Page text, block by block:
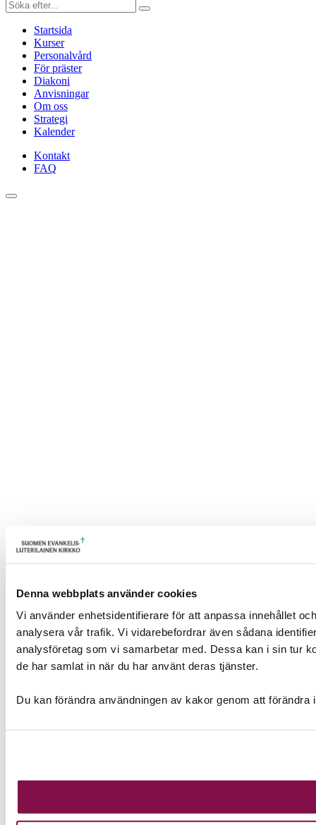
Denna webbplats använder cookies
Vi använder enhetsidentifierare för att anpassa innehållet
analysera vår trafik. Vi vidarebefordrar även sådana
analysföretag som vi samarbetar med. Dessa kan i sin tur
de har samlat in när du har använt deras tjänster.
Du kan förändra användningen av kakor genom att
Startsida
Kurser
Personalvård
För präster
Diakoni
Anvisningar
Om oss
Strategi
Kalender
Kontakt
FAQ